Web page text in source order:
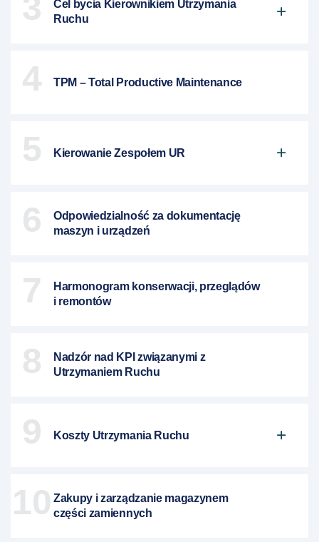
Cel bycia Kierownikiem Utrzymania
Ruchu
4 TPM – Total Productive Maintenance
5 Kierowanie Zespołem UR
6
Odpowiedzialność za dokumentację
maszyn i urządzeń
7
Harmonogram konserwacji, przeglądów
i remontów
8
Nadzór nad KPI związanymi z
Utrzymaniem Ruchu
9 Koszty Utrzymania Ruchu
10 Zakupy i zarządzanie magazynem
części zamiennych